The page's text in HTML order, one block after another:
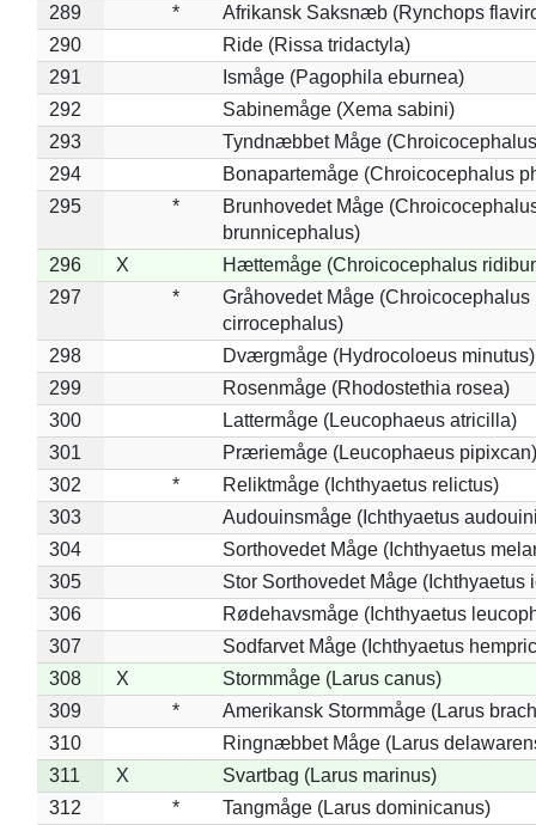
289
*
Afrikansk Saksnæb (Rynchops
290
Ride (Rissa tridactyla)
291
Ismåge (Pagophila eburnea)
292
Sabinemåge (Xema sabini)
293
Tyndnæbbet Måge
294
Bonapartemåge (Chroicocephalus
295
*
Brunhovedet Måge
brunnicephalus)
296
X
Hættemåge (Chroicocephalus
297
*
Gråhovedet Måge (Chroicocephalus
cirrocephalus)
298
Dværgmåge (Hydrocoloeus minutus)
299
Rosenmåge (Rhodostethia rosea)
300
Lattermåge (Leucophaeus atricilla)
301
Præriemåge (Leucophaeus pipixcan)
302
*
Reliktmåge (Ichthyaetus relictus)
303
Audouinsmåge (Ichthyaetus
304
Sorthovedet Måge (Ichthyaetus
305
Stor Sorthovedet Måge (Ichthyaetus
306
Rødehavsmåge (Ichthyaetus
307
Sodfarvet Måge (Ichthyaetus
308
X
Stormmåge (Larus canus)
309
*
Amerikansk Stormmåge (Larus
310
Ringnæbbet Måge (Larus
311
X
Svartbag (Larus marinus)
312
*
Tangmåge (Larus dominicanus)